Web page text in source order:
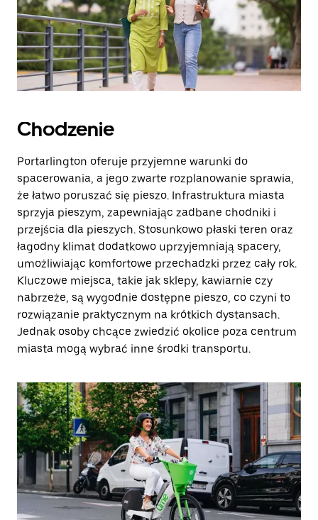
Chodzenie
Portarlington oferuje przyjemne warunki do
spacerowania, a jego zwarte rozplanowanie sprawia,
że łatwo poruszać się pieszo. Infrastruktura miasta
sprzyja pieszym, zapewniając zadbane chodniki i
przejścia dla pieszych. Stosunkowo płaski teren oraz
łagodny klimat dodatkowo uprzyjemniają spacery,
umożliwiając komfortowe przechadzki przez cały rok.
Kluczowe miejsca, takie jak sklepy, kawiarnie czy
nabrzeże, są wygodnie dostępne pieszo, co czyni to
rozwiązanie praktycznym na krótkich dystansach.
Jednak osoby chcące zwiedzić okolice poza centrum
miasta mogą wybrać inne środki transportu.